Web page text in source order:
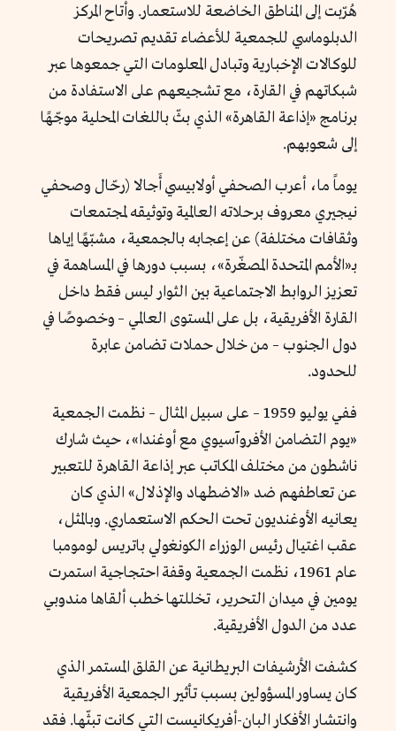
هُرّبت إلى المناطق الخاضعة للاستعمار. وأتاح المركز
الدبلوماسي للجمعية للأعضاء تقديم تصريحات
للوكالات الإخبارية وتبادل المعلومات التي جمعوها عبر
شبكاتهم في القارة، مع تشجيعهم على الاستفادة من
برنامج «إذاعة القاهرة» الذي بثّ باللغات المحلية موجّهًا
إلى شعوبهم.
يوماً ما، أعرب الصحفي أولابيسي أَجالا (رحّال وصحفي
نيجيري معروف برحلاته العالمية وتوثيقه لمجتمعات
وثقافات مختلفة) عن إعجابه بالجمعية، مشبّهًا إياها
بـ«الأمم المتحدة المصغّرة»، بسبب دورها في المساهمة في
تعزيز الروابط الاجتماعية بين الثوار ليس فقط داخل
القارة الأفريقية، بل على المستوى العالمي – وخصوصًا في
دول الجنوب – من خلال حملات تضامن عابرة
للحدود.
ففي يوليو 1959 – على سبيل المثال – نظمت الجمعية
«يوم التضامن الأفروآسيوي مع أوغندا»، حيث شارك
ناشطون من مختلف المكاتب عبر إذاعة القاهرة للتعبير
عن تعاطفهم ضد «الاضطهاد والإذلال» الذي كان
يعانيه الأوغنديون تحت الحكم الاستعماري. وبالمثل،
عقب اغتيال رئيس الوزراء الكونغولي باتريس لومومبا
عام 1961، نظمت الجمعية وقفة احتجاجية استمرت
يومين في ميدان التحرير، تخللتها خطب ألقاها مندوبي
عدد من الدول الأفريقية.
كشفت الأرشيفات البريطانية عن القلق المستمر الذي
كان يساور المسؤولين بسبب تأثير الجمعية الأفريقية
وانتشار الأفكار البان-أفريكانيست التي كانت تبثّها. فقد